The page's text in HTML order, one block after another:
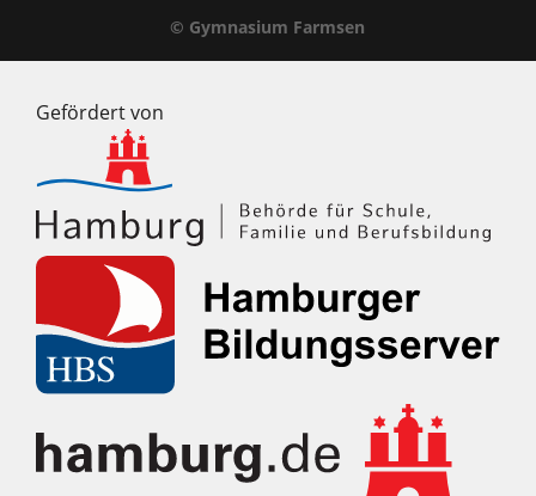
© Gymnasium Farmsen
Gefördert von